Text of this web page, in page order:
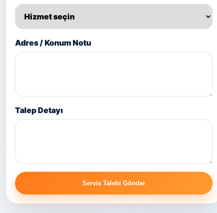
Adres / Konum Notu
Talep Detayı
Servis Talebi Gönder